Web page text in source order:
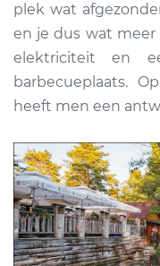
plek wat
en je dus wat
elektriciteit en
barbecueplaats.
heeft men een